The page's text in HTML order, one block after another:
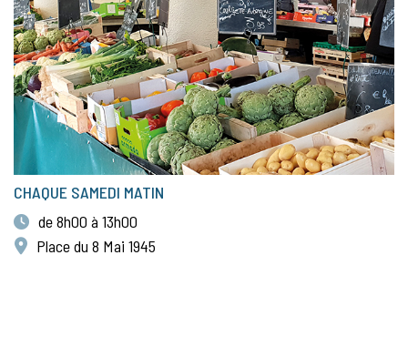
CHAQUE SAMEDI MATIN
de 8h00 à 13h00
Place du 8 Mai 1945